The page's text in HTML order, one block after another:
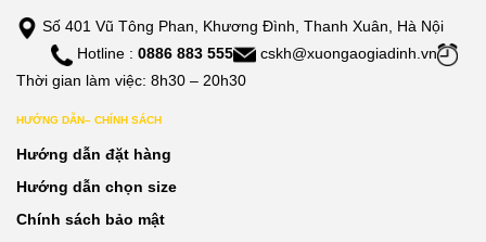
Số 401 Vũ Tông Phan, Khương Đình, Thanh Xuân, Hà Nội
Hotline : 0886 883 555
cskh@xuongaogiadinh.vn
Thời gian làm việc: 8h30 – 20h30
HƯỚNG DẪN– CHÍNH SÁCH
Hướng dẫn đặt hàng
Hướng dẫn chọn size
Chính sách bảo mật